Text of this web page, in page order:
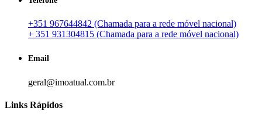
+351 967644842 (Chamada para a rede móvel nacional)
+ 351 931304815 (Chamada para a rede móvel nacional)
Email
geral@imoatual.com.br
Links Rápidos